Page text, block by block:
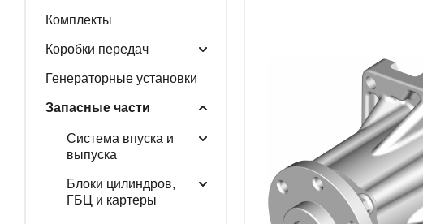
РАСПРОДАЖА
Комплекты
Коробки передач
Генераторные установки
Запасные части
Система впуска и
выпуска
Блоки цилиндров,
ГБЦ и картеры